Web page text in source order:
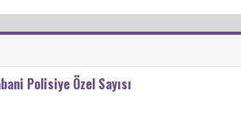
Polisiye Özel Sayısı